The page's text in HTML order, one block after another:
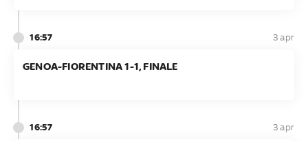
16:57 3 apr
GENOA-FIORENTINA 1-1, FINALE
16:57 3 apr